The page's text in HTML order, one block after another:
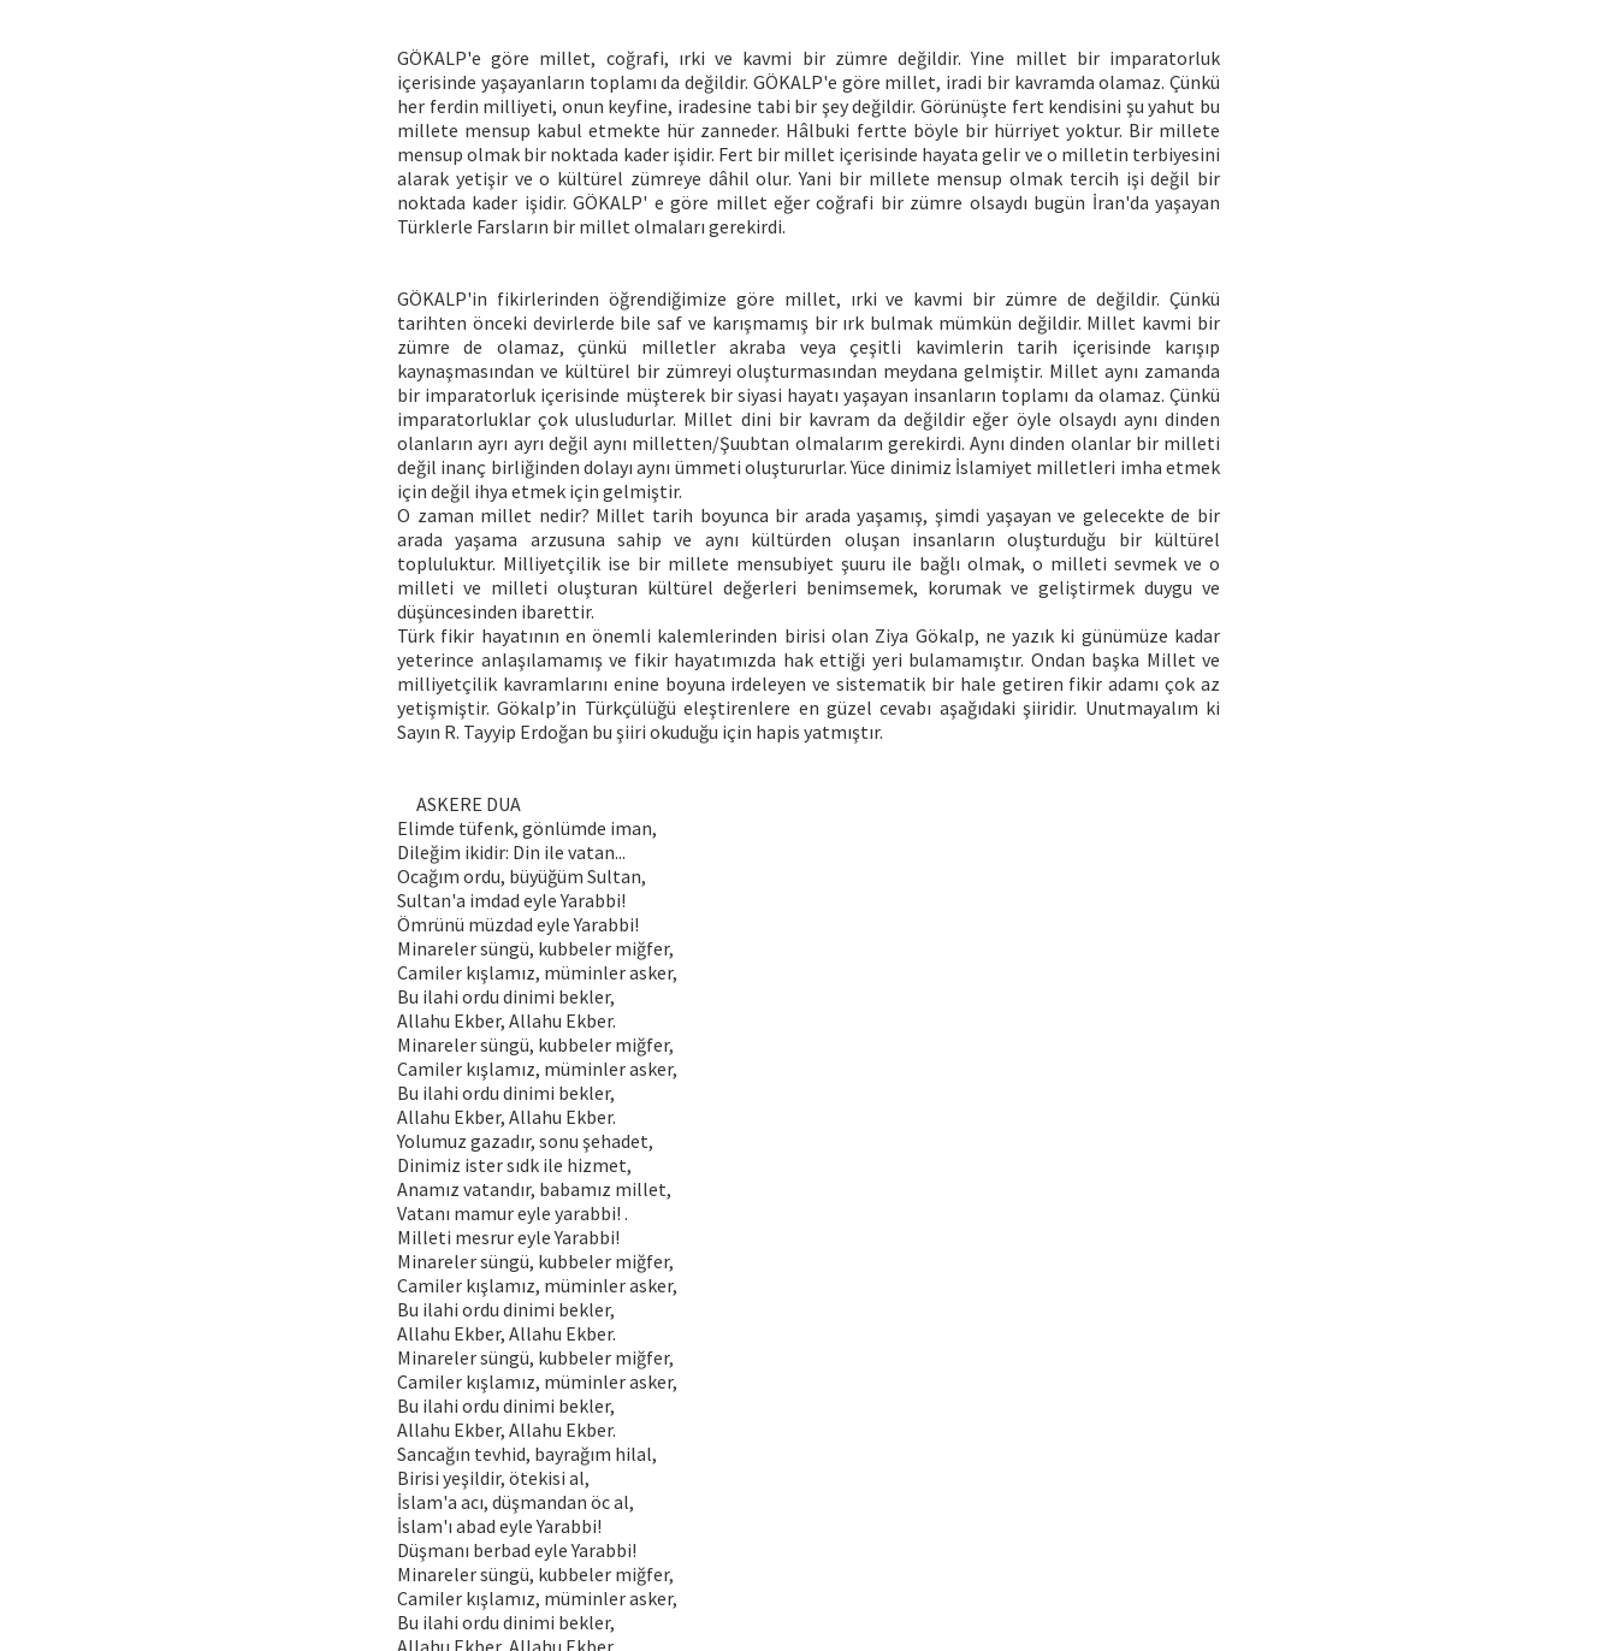
GÖKALP'e göre millet, coğrafi, ırki ve kavmi bir zümre değildir. Yine millet bir imparatorluk
içerisinde yaşayanların toplamı da değildir. GÖKALP'e göre millet, iradi bir kavramda olamaz. Çünkü
her ferdin milliyeti, onun keyfine, iradesine tabi bir şey değildir. Görünüşte fert kendisini şu yahut bu
millete mensup kabul etmekte hür zanneder. Hâlbuki fertte böyle bir hürriyet yoktur. Bir millete
mensup olmak bir noktada kader işidir. Fert bir millet içerisinde hayata gelir ve o milletin terbiyesini
alarak yetişir ve o kültürel zümreye dâhil olur. Yani bir millete mensup olmak tercih işi değil bir
noktada kader işidir. GÖKALP' e göre millet eğer coğrafi bir zümre olsaydı bugün İran'da yaşayan
Türklerle Farsların bir millet olmaları gerekirdi.
GÖKALP'in fikirlerinden öğrendiğimize göre millet, ırki ve kavmi bir zümre de değildir. Çünkü
tarihten önceki devirlerde bile saf ve karışmamış bir ırk bulmak mümkün değildir. Millet kavmi bir
zümre de olamaz, çünkü milletler akraba veya çeşitli kavimlerin tarih içerisinde karışıp
kaynaşmasından ve kültürel bir zümreyi oluşturmasından meydana gelmiştir. Millet aynı zamanda
bir imparatorluk içerisinde müşterek bir siyasi hayatı yaşayan insanların toplamı da olamaz. Çünkü
imparatorluklar çok ulusludurlar. Millet dini bir kavram da değildir eğer öyle olsaydı aynı dinden
olanların ayrı ayrı değil aynı milletten/Şuubtan olmalarım gerekirdi. Aynı dinden olanlar bir milleti
değil inanç birliğinden dolayı aynı ümmeti oluştururlar. Yüce dinimiz İslamiyet milletleri imha etmek
için değil ihya etmek için gelmiştir.
O zaman millet nedir? Millet tarih boyunca bir arada yaşamış, şimdi yaşayan ve gelecekte de bir
arada yaşama arzusuna sahip ve aynı kültürden oluşan insanların oluşturduğu bir kültürel
topluluktur. Milliyetçilik ise bir millete mensubiyet şuuru ile bağlı olmak, o milleti sevmek ve o
milleti ve milleti oluşturan kültürel değerleri benimsemek, korumak ve geliştirmek duygu ve
düşüncesinden ibarettir.
Türk fikir hayatının en önemli kalemlerinden birisi olan Ziya Gökalp, ne yazık ki günümüze kadar
yeterince anlaşılamamış ve fikir hayatımızda hak ettiği yeri bulamamıştır. Ondan başka Millet ve
milliyetçilik kavramlarını enine boyuna irdeleyen ve sistematik bir hale getiren fikir adamı çok az
yetişmiştir. Gökalp’in Türkçülüğü eleştirenlere en güzel cevabı aşağıdaki şiiridir. Unutmayalım ki
Sayın R. Tayyip Erdoğan bu şiiri okuduğu için hapis yatmıştır.
ASKERE DUA
Elimde tüfenk, gönlümde iman,
Dileğim ikidir: Din ile vatan...
Ocağım ordu, büyüğüm Sultan,
Sultan'a imdad eyle Yarabbi!
Ömrünü müzdad eyle Yarabbi!
Minareler süngü, kubbeler miğfer,
Camiler kışlamız, müminler asker,
Bu ilahi ordu dinimi bekler,
Allahu Ekber, Allahu Ekber.
Minareler süngü, kubbeler miğfer,
Camiler kışlamız, müminler asker,
Bu ilahi ordu dinimi bekler,
Allahu Ekber, Allahu Ekber.
Yolumuz gazadır, sonu şehadet,
Dinimiz ister sıdk ile hizmet,
Anamız vatandır, babamız millet,
Vatanı mamur eyle yarabbi! .
Milleti mesrur eyle Yarabbi!
Minareler süngü, kubbeler miğfer,
Camiler kışlamız, müminler asker,
Bu ilahi ordu dinimi bekler,
Allahu Ekber, Allahu Ekber.
Minareler süngü, kubbeler miğfer,
Camiler kışlamız, müminler asker,
Bu ilahi ordu dinimi bekler,
Allahu Ekber, Allahu Ekber.
Sancağın tevhid, bayrağım hilal,
Birisi yeşildir, ötekisi al,
İslam'a acı, düşmandan öc al,
İslam'ı abad eyle Yarabbi!
Düşmanı berbad eyle Yarabbi!
Minareler süngü, kubbeler miğfer,
Camiler kışlamız, müminler asker,
Bu ilahi ordu dinimi bekler,